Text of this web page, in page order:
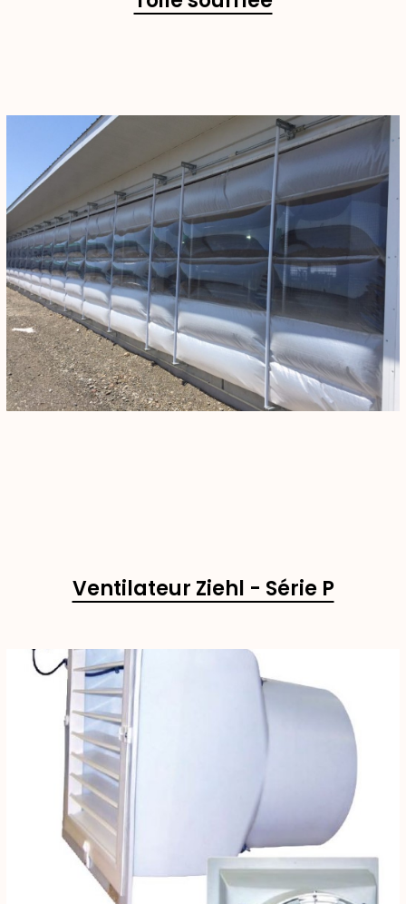
Ventilateur Ziehl - Série P